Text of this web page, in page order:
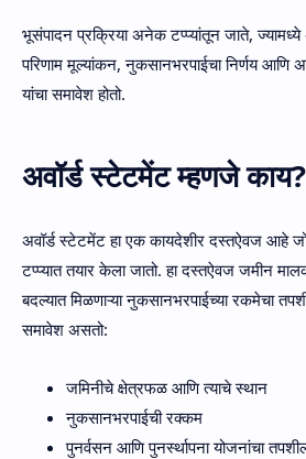
भूसंपादन प्रक्रिया अनेक टप्प्यांतून जाते,
परिणाम मूल्यांकन, नुकसानभरपाईचा निर्णय आणि
यांचा समावेश होतो.
अवॉर्ड स्टेटमेंट म्हणजे काय?
अवॉर्ड स्टेटमेंट हा एक कायदेशीर दस्तऐवज आहे
टप्प्यात तयार केला जातो. हा दस्तऐवज जमीन
बदल्यात मिळणाऱ्या नुकसानभरपाईच्या रकमेचा
समावेश असतो:
जमिनीचे क्षेत्रफळ आणि त्याचे स्थान
नुकसानभरपाईची रक्कम
पुनर्वसन आणि पुनर्स्थापना योजनांचा